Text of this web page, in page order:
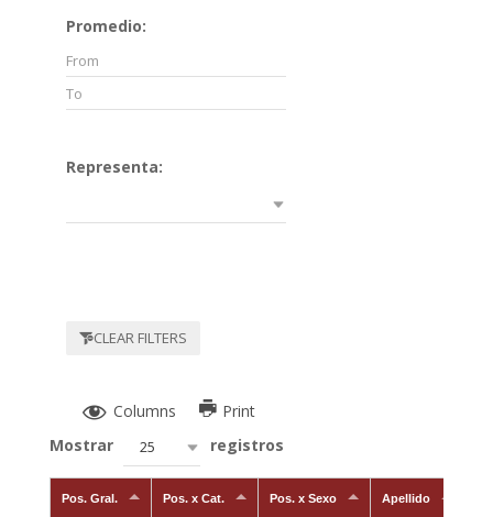
Promedio:
Representa:
CLEAR FILTERS
Columns
Print
Mostrar
25 registros
Pos. Gral. Pos. x Cat. Pos. x Sexo Apellido